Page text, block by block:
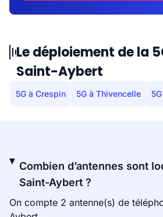
Le déploiement de la
Saint-Aybert
5G à Crespin 5G à Thivencelle
Combien d’antennes sont
Saint-Aybert ?
On compte 2 antenne(s) de